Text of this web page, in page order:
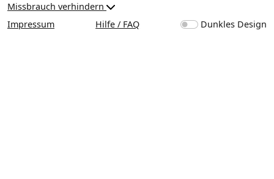
Missbrauch verhindern
Impressum
Hilfe / FAQ Dunkles Design